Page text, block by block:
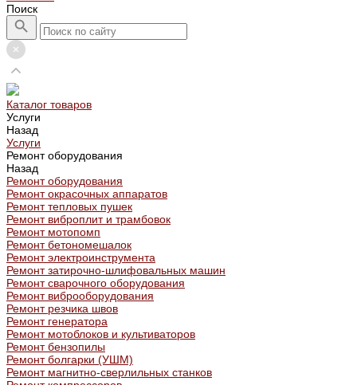
Поиск
Каталог товаров
Услуги
Назад
Услуги
Ремонт оборудования
Назад
Ремонт оборудования
Ремонт окрасочных аппаратов
Ремонт тепловых пушек
Ремонт виброплит и трамбовок
Ремонт мотопомп
Ремонт бетономешалок
Ремонт электроинструмента
Ремонт затирочно-шлифовальных машин
Ремонт сварочного оборудования
Ремонт виброоборудования
Ремонт резчика швов
Ремонт генератора
Ремонт мотоблоков и культиваторов
Ремонт бензопилы
Ремонт болгарки (УШМ)
Ремонт магнитно-сверлильных станков